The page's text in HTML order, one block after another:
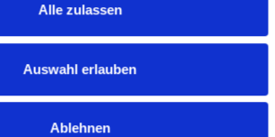
Alle zulassen
Auswahl erlauben
Ablehnen